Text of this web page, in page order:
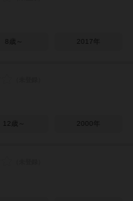
8歳～ 2017年
12歳～ 2000年